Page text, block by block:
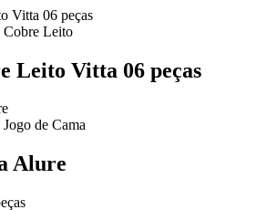
Leito
Leito Vitta 06 peças
de Cama
Alure